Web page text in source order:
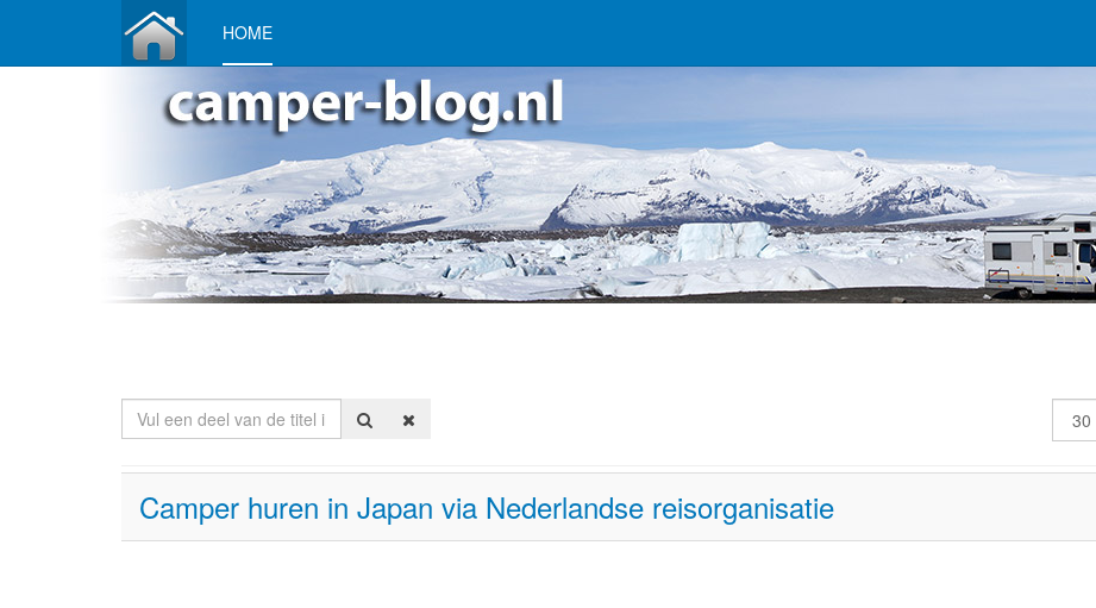
HOME
Vul een deel van de titel in Toon #
Camper huren in Japan via Nederlandse reisorganisatie